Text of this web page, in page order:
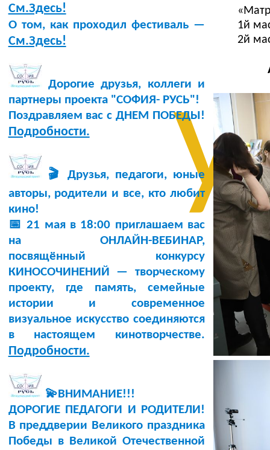
См.Здесь!
О том, как проходил фестиваль —
См.Здесь!
Дорогие друзья, коллеги и
партнеры проекта "СОФИЯ- РУСЬ"!
Поздравляем вас с ДНЕМ ПОБЕДЫ!
Подробности.
🎬 Друзья, педагоги, юные
авторы, родители и все, кто любит
кино!
📅 21 мая в 18:00 приглашаем вас
на ОНЛАЙН-ВЕБИНАР,
посвящённый конкурсу
КИНОСОЧИНЕНИЙ — творческому
проекту, где память, семейные
истории и современное
визуальное искусство соединяются
в настоящем кинотворчестве.
Подробности.
💫ВНИМАНИЕ!!!
ДОРОГИЕ ПЕДАГОГИ И РОДИТЕЛИ!
В преддверии Великого праздника
Победы в Великой Отечественной
1й
2й